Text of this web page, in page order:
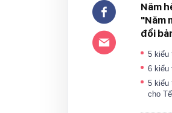
Năm
"Năm
đổi
5 kiểu
6 kiểu
5 kiểu
cho